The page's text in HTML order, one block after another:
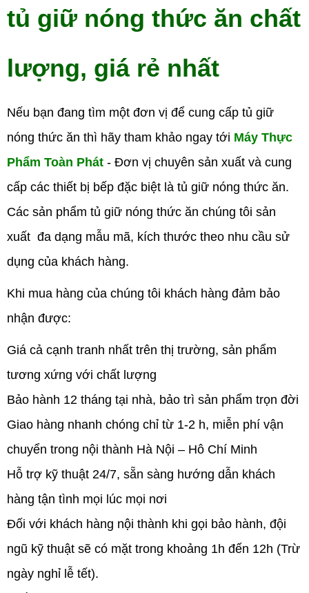
tủ giữ nóng thức ăn chất
lượng, giá rẻ nhất
Nếu bạn đang tìm một đơn vị để cung cấp tủ giữ
nóng thức ăn thì hãy tham khảo ngay tới Máy Thực
Phẩm Toàn Phát - Đơn vị chuyên sản xuất và cung
cấp các thiết bị bếp đặc biệt là tủ giữ nóng thức ăn.
Các sản phẩm tủ giữ nóng thức ăn chúng tôi sản
xuất đa dạng mẫu mã, kích thước theo nhu cầu sử
dụng của khách hàng.
Khi mua hàng của chúng tôi khách hàng đảm bảo
nhận được:
Giá cả cạnh tranh nhất trên thị trường, sản phẩm
tương xứng với chất lượng
Bảo hành 12 tháng tại nhà, bảo trì sản phẩm trọn đời
Giao hàng nhanh chóng chỉ từ 1-2 h, miễn phí vận
chuyển trong nội thành Hà Nội – Hô Chí Minh
Hỗ trợ kỹ thuật 24/7, sẵn sàng hướng dẫn khách
hàng tận tình mọi lúc mọi nơi
Đối với khách hàng nội thành khi gọi bảo hành, đội
ngũ kỹ thuật sẽ có mặt trong khoảng 1h đến 12h (Trừ
ngày nghỉ lễ tết).